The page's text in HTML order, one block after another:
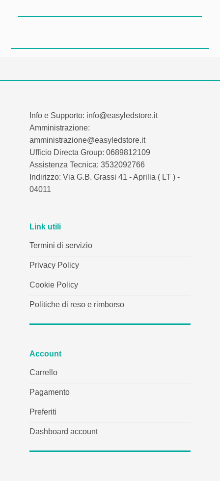
Info e Supporto: info@easyledstore.it
Amministrazione:
amministrazione@easyledstore.it
Ufficio Directa Group: 0689812109
Assistenza Tecnica: 3532092766
Indirizzo: Via G.B. Grassi 41 - Aprilia ( LT ) -
04011
Link utili
Termini di servizio
Privacy Policy
Cookie Policy
Politiche di reso e rimborso
Account
Carrello
Pagamento
Preferiti
Dashboard account